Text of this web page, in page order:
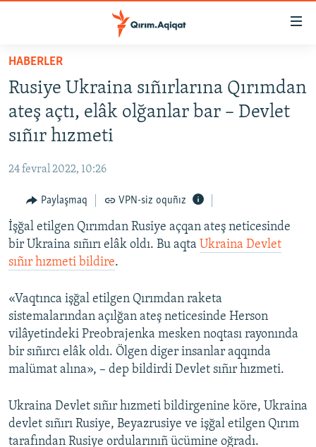
Esas
qaytmaq
Baş
navigatsiyağa
qaytmaq
Qıdıruvğa
SİYASET
İQTİSADİYAT
MEDENİYET
İNSAN AQLARI
VİDEO
SÜRET
FİKİR
Русский
Українською
QOŞULIÑIZ!
HABERLER
Rusiye Ukraina sıñırlarına Qırımdan
ateş açtı, elâk olğanlar bar – Devlet
sıñır hızmeti
24 fevral 2022, 10:26
Paylaşmaq VPN-siz oquñız
İşğal etilgen Qırımdan Rusiye açqan ateş neticesinde
bir Ukraina sıñırı elâk oldı. Bu aqta Ukraina Devlet
sıñır hızmeti bildire.
«Vaqtınca işğal etilgen Qırımdan raketa
sistemalarından açılğan ateş neticesinde Herson
vilâyetindeki Preobrajenka mesken noqtası rayonında
bir sıñırcı elâk oldı. Ölgen diger insanlar aqqında
malümat alına», – dep bildirdi Devlet sıñır hızmeti.
Ukraina Devlet sıñır hızmeti bildirgenine köre, Ukraina
devlet sıñırı Rusiye, Beyazrusiye ve işğal etilgen Qırım
tarafından Rusiye ordularınıñ ücümine oğradı.